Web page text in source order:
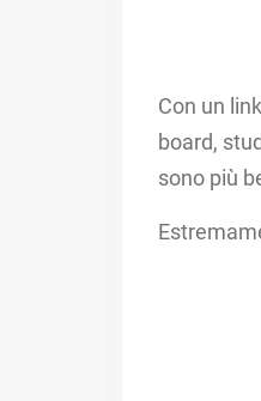
Con un
board,
sono più